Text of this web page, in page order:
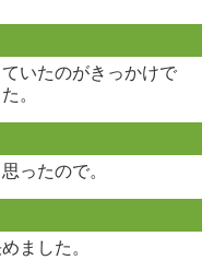
いたのがきっかけで
。
ったので。
ました。